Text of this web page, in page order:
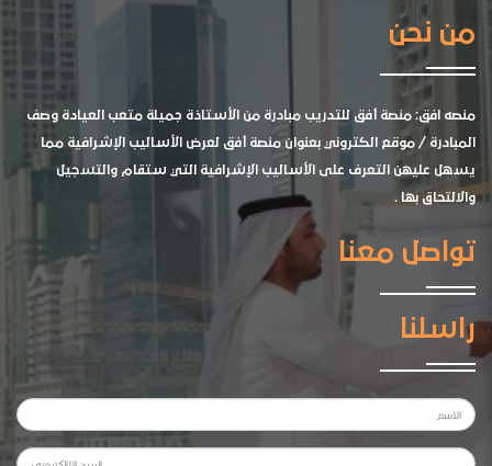
من نحن
منصه افق: منصة أفق للتدريب مبادرة من الأستاذة جميلة متعب العيادة وصف
المبادرة / موقع الكتروني بعنوان منصة أفق لعرض الأساليب الإشرافية مما
يسهل عليهن التعرف على الأساليب الإشرافية التي ستقام والتسجيل
والالتحاق بها .
تواصل معنا
راسلنا